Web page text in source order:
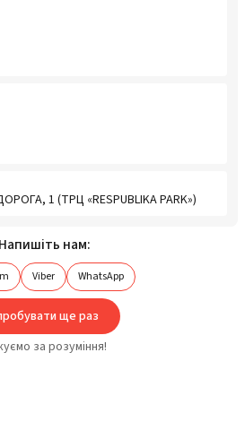
1 (ТРЦ «RESPUBLIKA PARK»)
Напишіть нам:
Viber WhatsApp
ще раз
за розуміння!